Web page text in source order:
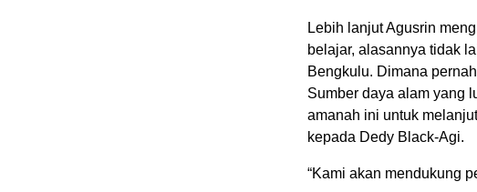
Lebih lanjut Agusrin
belajar, alasannya tidak
Bengkulu. Dimana
Sumber daya alam yang
amanah ini untuk
kepada Dedy Black-Agi.
“Kami akan mendukung